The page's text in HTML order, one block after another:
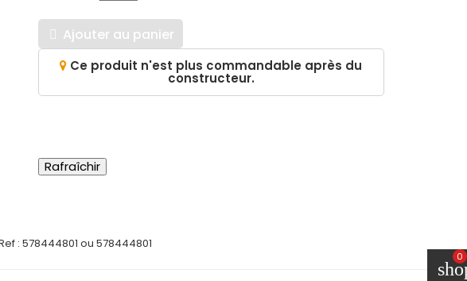
 Ajouter au panier
Ce produit n'est plus commandable après du
constructeur.
: 578444801 ou 578444801
0